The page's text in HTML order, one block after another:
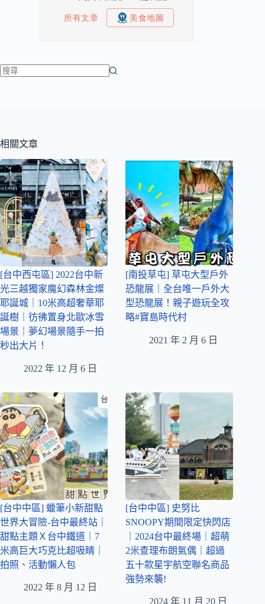
相關文章
[台中西屯區] 2022台中新
光三越獨家魔幻森林金燦
耶誕城｜10米高超奢華耶
誕樹｜彷彿置身北歐冰雪
場景｜夢幻場景隨手一拍
秒出大片！
2022 年 12 月 6 日
[南投草屯] 草屯大型戶外
恐龍展｜全台唯一戶外大
型恐龍展！親子遊玩全攻
略#寶島時代村
2021 年 2 月 6 日
[台中中區] 蠟筆小新甜點
世界大冒險-台中最終站｜
甜點主題Ｘ台中鐵道｜7
米高巨大巧克比超吸睛｜
拍照、活動懶人包
2022 年 8 月 12 日
[台中中區] 史努比
SNOOPY期間限定快閃店
｜2024台中最終場｜超萌
2米查理布朗氣偶｜超過
五十款星宇航空聯名商品
強勢來襲!
2024 年 11 月 20 日